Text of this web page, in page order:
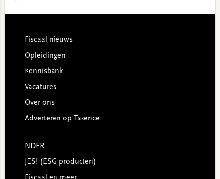
Footer
Fiscaal nieuws
Opleidingen
Kennisbank
Vacatures
Over ons
Adverteren op Taxence
NDFR
JES! (ESG producten)